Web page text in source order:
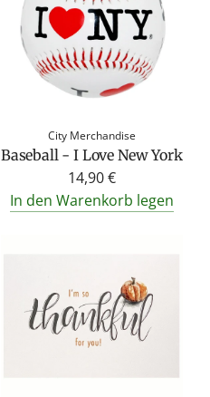
City Merchandise
Baseball - I Love New York
14,90 €
In den Warenkorb legen